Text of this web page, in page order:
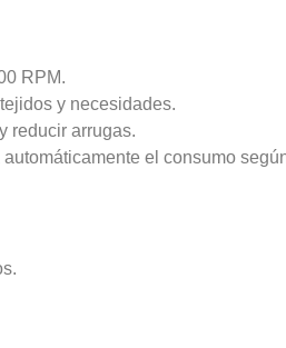
RPM.
y necesidades.
reducir arrugas.
el consumo